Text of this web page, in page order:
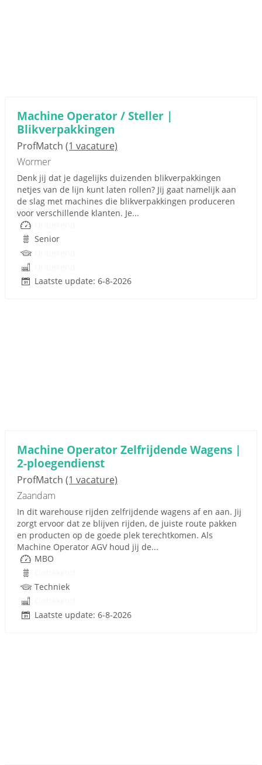
Machine Operator / Steller |
Blikverpakkingen
ProfMatch (1 vacature)
Wormer
Denk jij dat je dagelijks duizenden blikverpakkingen
netjes van de lijn kunt laten rollen? Jij gaat namelijk aan
de slag met machines die blikverpakkingen produceren
voor verschillende klanten. Je...
Senior
Laatste update: 6-8-2026
Machine Operator Zelfrijdende Wagens |
2-ploegendienst
ProfMatch (1 vacature)
Zaandam
In dit warehouse rijden zelfrijdende wagens af en aan. Jij
zorgt ervoor dat ze blijven rijden, de juiste route pakken
en producten op de goede plek terechtkomen. Als
Machine Operator AGV houd jij de...
MBO
Techniek
Laatste update: 6-8-2026